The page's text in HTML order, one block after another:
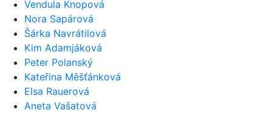
Vendula Knopová
Nora Sapárová
Šárka Navrátilová
Kim Adamjáková
Peter Polanský
Kateřina Měšťánková
Elsa Rauerová
Aneta Vašatová